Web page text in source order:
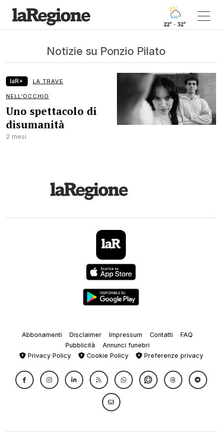
22° - 32°
Notizie su Ponzio Pilato
laR+ LA TRAVE
NELL’OCCHIO
Uno spettacolo di
disumanità
2 mesi
Abbonamenti Disclaimer Impressum Contatti
FAQ
Pubblicità
Annunci funebri
Privacy Policy
Cookie Policy Preferenze privacy